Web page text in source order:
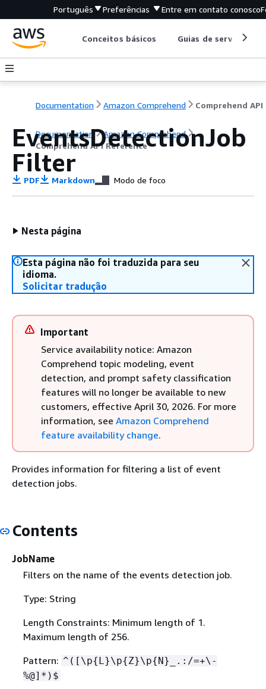
Português Preferências Entre em contato conosco
Conceitos básicos Guias de serviço
Documentation Amazon Comprehend
Documentation
Amazon Comprehend
Comprehend API Reference
EventsDetectionJob
Filter
PDF Markdown Modo de foco
Nesta página
Esta página não foi traduzida para seu
idioma.
Solicitar tradução
Important
Service availability notice: Amazon
Comprehend topic modeling, event
detection, and prompt safety classification
features will no longer be available to new
customers, effective April 30, 2026. For more
information, see Amazon Comprehend
feature availability change.
Provides information for filtering a list of event
detection jobs.
Contents
JobName
Filters on the name of the events detection job.
Type: String
Length Constraints: Minimum length of 1.
Maximum length of 256.
Pattern: ^([\p{L}\p{Z}\p{N}_.:/=+\-
%@]*)$